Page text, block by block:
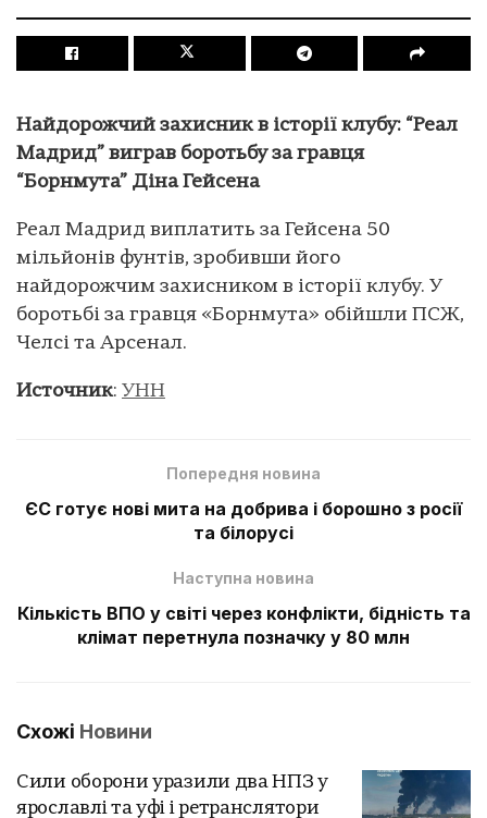
Найдорожчий захисник в історії клубу: “Реал
Мадрид” виграв боротьбу за гравця
“Борнмута” Діна Гейсена
Реал Мадрид виплатить за Гейсена 50
мільйонів фунтів, зробивши його
найдорожчим захисником в історії клубу. У
боротьбі за гравця «Борнмута» обійшли ПСЖ,
Челсі та Арсенал.
Источник: УНН
Попередня новина
ЄС готує нові мита на добрива і борошно з росії
та білорусі
Наступна новина
Кількість ВПО у світі через конфлікти, бідність та
клімат перетнула позначку у 80 млн
Схожі Новини
Сили оборони уразили два НПЗ у
ярославлі та уфі і ретранслятори